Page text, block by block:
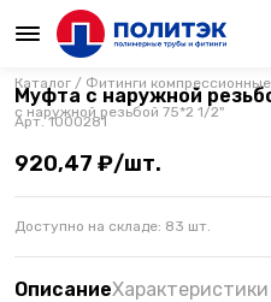
Каталог / Фитинги
с наружной резьбой 75*2 1/2"
Муфта с наружной
Арт.1000281
920,47 ₽/шт.
Доступно на складе: 83 шт.
ОписаниеХарактеристики